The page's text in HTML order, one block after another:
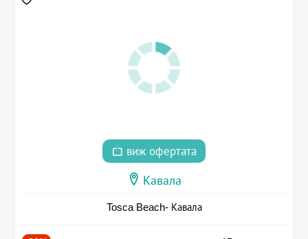
виж офертата
Кавала
Tosca Beach- Кавала